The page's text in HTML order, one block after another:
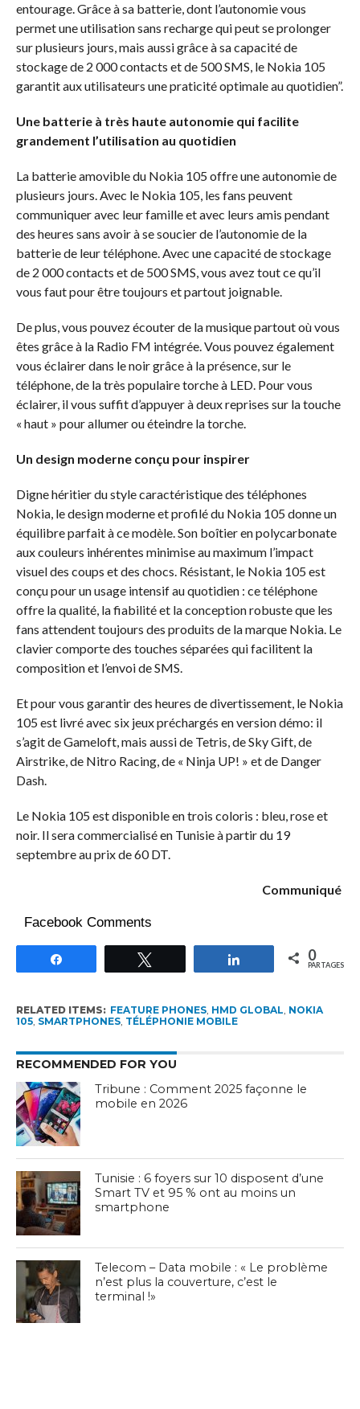
entourage. Grâce à sa batterie, dont l’autonomie vous
permet une utilisation sans recharge qui peut se prolonger
sur plusieurs jours, mais aussi grâce à sa capacité de
stockage de 2 000 contacts et de 500 SMS, le Nokia 105
garantit aux utilisateurs une praticité optimale au quotidien”.
Une batterie à très haute autonomie qui facilite
grandement l’utilisation au quotidien
La batterie amovible du Nokia 105 offre une autonomie de
plusieurs jours. Avec le Nokia 105, les fans peuvent
communiquer avec leur famille et avec leurs amis pendant
des heures sans avoir à se soucier de l’autonomie de la
batterie de leur téléphone. Avec une capacité de stockage
de 2 000 contacts et de 500 SMS, vous avez tout ce qu’il
vous faut pour être toujours et partout joignable.
De plus, vous pouvez écouter de la musique partout où vous
êtes grâce à la Radio FM intégrée. Vous pouvez également
vous éclairer dans le noir grâce à la présence, sur le
téléphone, de la très populaire torche à LED. Pour vous
éclairer, il vous suffit d’appuyer à deux reprises sur la touche
« haut » pour allumer ou éteindre la torche.
Un design moderne conçu pour inspirer
Digne héritier du style caractéristique des téléphones
Nokia, le design moderne et profilé du Nokia 105 donne un
équilibre parfait à ce modèle. Son boîtier en polycarbonate
aux couleurs inhérentes minimise au maximum l’impact
visuel des coups et des chocs. Résistant, le Nokia 105 est
conçu pour un usage intensif au quotidien : ce téléphone
offre la qualité, la fiabilité et la conception robuste que les
fans attendent toujours des produits de la marque Nokia. Le
clavier comporte des touches séparées qui facilitent la
composition et l’envoi de SMS.
Et pour vous garantir des heures de divertissement, le Nokia
105 est livré avec six jeux préchargés en version démo: il
s’agit de Gameloft, mais aussi de Tetris, de Sky Gift, de
Airstrike, de Nitro Racing, de « Ninja UP! » et de Danger
Dash.
Le Nokia 105 est disponible en trois coloris : bleu, rose et
noir. Il sera commercialisé en Tunisie à partir du 19
septembre au prix de 60 DT.
Communiqué
Facebook Comments
Partagez 0
PARTAGES
RELATED ITEMS: FEATURE PHONES, HMD GLOBAL, NOKIA
105, SMARTPHONES, TÉLÉPHONIE MOBILE
RECOMMENDED FOR YOU
Tribune : Comment 2025 façonne le
mobile en 2026
Tunisie : 6 foyers sur 10 disposent d’une
Smart TV et 95 % ont au moins un
smartphone
Telecom – Data mobile : « Le problème
n’est plus la couverture, c’est le
terminal !»